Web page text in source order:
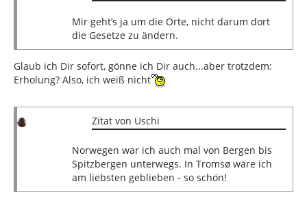
Mir geht’s ja um die Orte, nicht darum dort
die Gesetze zu ändern.
Glaub ich Dir sofort, gönne ich Dir auch...aber trotzdem:
Erholung? Also, ich weiß nicht
Zitat von Uschi
Norwegen war ich auch mal von Bergen bis
Spitzbergen unterwegs. In Tromsø wäre ich
am liebsten geblieben - so schön!